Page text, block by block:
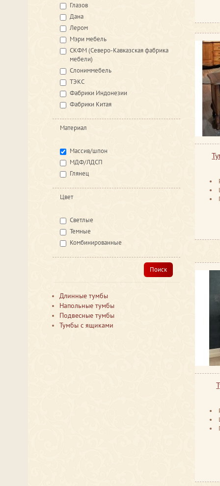
Глазов
Дана
Лером
Мэри мебель
СКФМ (Северо-Кавказская фабрика
мебели)
Слониммебель
ТЭКС
Фабрики Индонезии
Фабрики Китая
Материал
Массив/шпон
МДФ/ЛДСП
Глянец
Цвет
Светлые
Темные
Комбинированные
Поиск
Длинные тумбы
Напольные тумбы
Подвесные тумбы
Тумбы с ящиками